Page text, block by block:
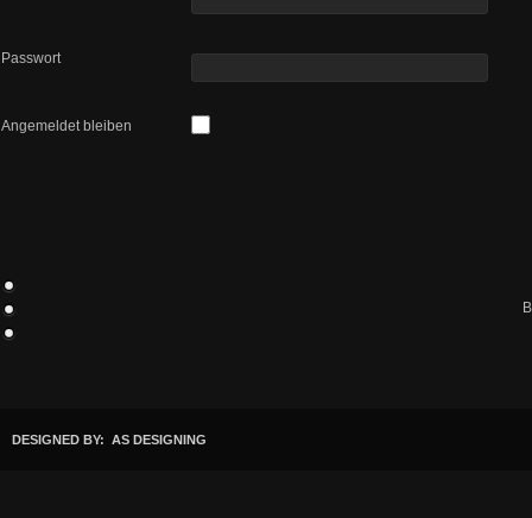
Passwort
Angemeldet bleiben
DESIGNED BY: AS DESIGNING